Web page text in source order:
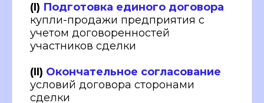
(I) Подготовка единого договора
купли-продажи предприятия с
учетом договоренностей
участников сделки
(II) Окончательное согласование
условий договора сторонами
сделки